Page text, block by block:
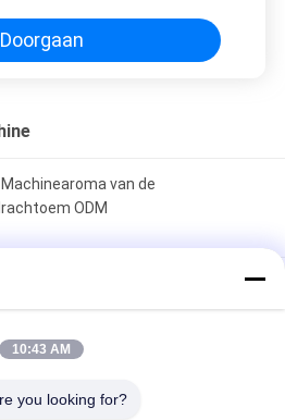
Doorgaan
van de
ODM
van het huisgebruik van de de
Mooi Ontwerp met
olie 100ML
10:43 AM
you looking for?